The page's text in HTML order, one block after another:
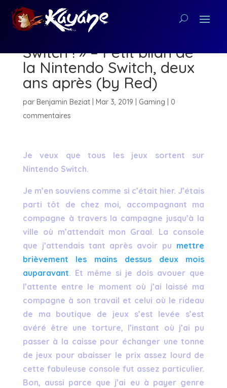
« Je veux TOUT sur
Switch ! » – Petit bilan de
la Nintendo Switch, deux
ans après (by Red)
par Benjamin Beziat| Mar 3, 2019 Gaming
0
commentaires
Je veux que tous les jeux sortent sur
Nintendo Switch.
Je m’en souviens comme si c’était hier. J’étais
parti tôt de chez moi, accompagnant ma
compagne à travers la campagne jusqu’à la
ville où m’attendait mon Graal. La console
que j’attendais tant après avoir pu mettre
brièvement les mains dessus deux mois
auparavant. Et même si je dois avouer que
l’attente entre le moment où j’ai laissé ma
compagne à son travail et celui où le rideau
de ma boutique de jeux s’est levée s’est
avéré être une torture, l’instant où j’ai pu
passer à la caisse pour échanger une tonne
de jeux pour abaisser le prix assez lourd de
cette fabuleuse console fut assez particulier.
Bon, aussi parce que j’ai eu à payer genre